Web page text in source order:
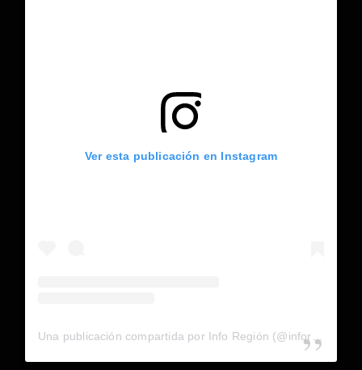
Ver esta publicación en Instagram